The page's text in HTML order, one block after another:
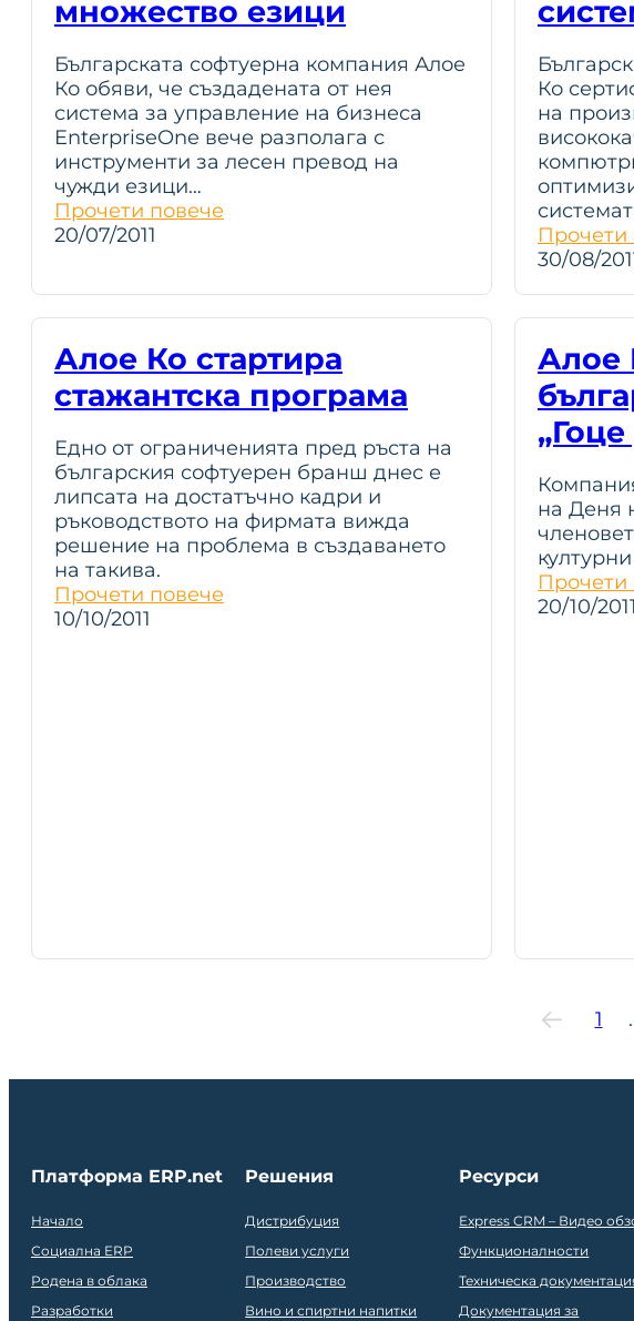
множество езици
Българската софтуерна компания Алое
Ко обяви, че създадената от нея
система за управление на бизнеса
EnterpriseOne вече разполага с
инструменти за лесен превод на
чужди езици…
Прочети повече
20/07/2011
Ко
на
Прочети
30/08/
Алое Ко стартира
стажантска програма
Едно от ограниченията пред ръста на
българския софтуерен бранш днес е
липсата на достатъчно кадри и
ръководството на фирмата вижда
решение на проблема в създаването
на такива.
Прочети повече
10/10/2011
Алое
на Деня
Прочети
20/10/2011
1
Платформа ERP.net
Начало
Социална ERP
Родена в облака
Разработки
Решения
Дистрибуция
Полеви услуги
Производство
Вино и спиртни напитки
Ресурси
Express CRM – Видео
Функционалности
Техническа
Документация за